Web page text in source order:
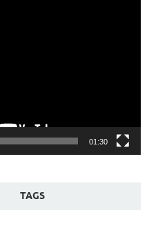
01:30
TAGS